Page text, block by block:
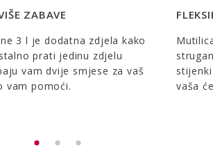
ZABAVE
3 l je dodatna zdjela kako
prati jedinu zdjelu
vam dvije smjese za vaš
vam pomoći.
vaša